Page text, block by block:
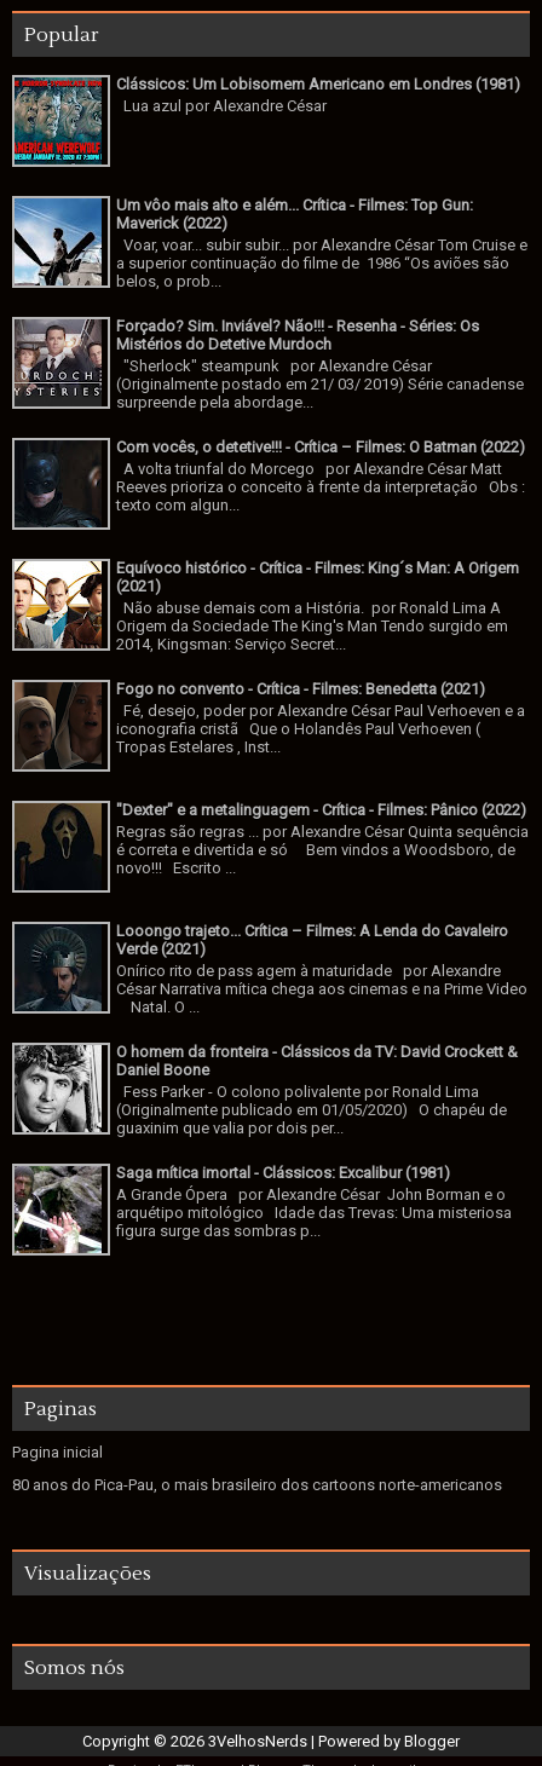
Popular
Clássicos: Um Lobisomem Americano em Londres (1981)
Lua azul por Alexandre César
Um vôo mais alto e além... Crítica - Filmes: Top Gun:
Maverick (2022)
Voar, voar... subir subir... por Alexandre César Tom Cruise e
a superior continuação do filme de 1986 “Os aviões são
belos, o prob...
Forçado? Sim. Inviável? Não!!! - Resenha - Séries: Os
Mistérios do Detetive Murdoch
"Sherlock" steampunk por Alexandre César
(Originalmente postado em 21/ 03/ 2019) Série canadense
surpreende pela abordage...
Com vocês, o detetive!!! - Crítica – Filmes: O Batman (2022)
A volta triunfal do Morcego por Alexandre César Matt
Reeves prioriza o conceito à frente da interpretação Obs :
texto com algun...
Equívoco histórico - Crítica - Filmes: King´s Man: A Origem
(2021)
Não abuse demais com a História. por Ronald Lima A
Origem da Sociedade The King's Man Tendo surgido em
2014, Kingsman: Serviço Secret...
Fogo no convento - Crítica - Filmes: Benedetta (2021)
Fé, desejo, poder por Alexandre César Paul Verhoeven e a
iconografia cristã Que o Holandês Paul Verhoeven (
Tropas Estelares , Inst...
"Dexter" e a metalinguagem - Crítica - Filmes: Pânico (2022)
Regras são regras ... por Alexandre César Quinta sequência
é correta e divertida e só Bem vindos a Woodsboro, de
novo!!! Escrito ...
Looongo trajeto... Crítica – Filmes: A Lenda do Cavaleiro
Verde (2021)
Onírico rito de pass agem à maturidade por Alexandre
César Narrativa mítica chega aos cinemas e na Prime Video
Natal. O ...
O homem da fronteira - Clássicos da TV: David Crockett &
Daniel Boone
Fess Parker - O colono polivalente por Ronald Lima
(Originalmente publicado em 01/05/2020) O chapéu de
guaxinim que valia por dois per...
Saga mítica imortal - Clássicos: Excalibur (1981)
A Grande Ópera por Alexandre César John Borman e o
arquétipo mitológico Idade das Trevas: Uma misteriosa
figura surge das sombras p...
Paginas
Pagina inicial
80 anos do Pica-Pau, o mais brasileiro dos cartoons norte-americanos
Visualizações
Somos nós
Copyright © 2026 3VelhosNerds | Powered by Blogger